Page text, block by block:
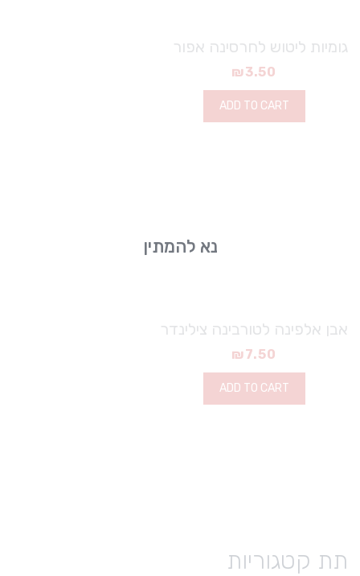
נא להמתין
גומיות ליטוש לחרסינה אפור
₪3.50
ADD TO CART
אבן אלפינה לטורבינה צילינדר
₪7.50
ADD TO CART
תת קטגוריות